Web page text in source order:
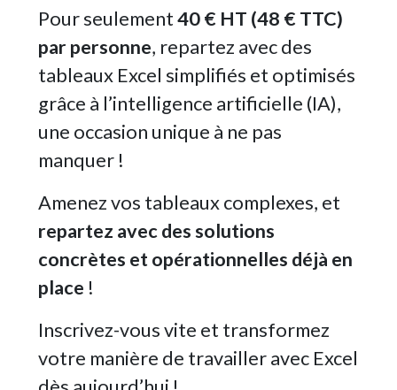
Pour seulement40 € HT (48 € TTC)
par personne, repartez avec des
tableaux Excel simplifiés et optimisés
grâce à l’intelligence artificielle (IA),
une occasion unique à ne pas
manquer !
Amenez vos tableaux complexes, et
repartez avec des solutions
concrètes et opérationnelles déjà en
place !
Inscrivez-vous vite et transformez
votre manière de travailler avec Excel